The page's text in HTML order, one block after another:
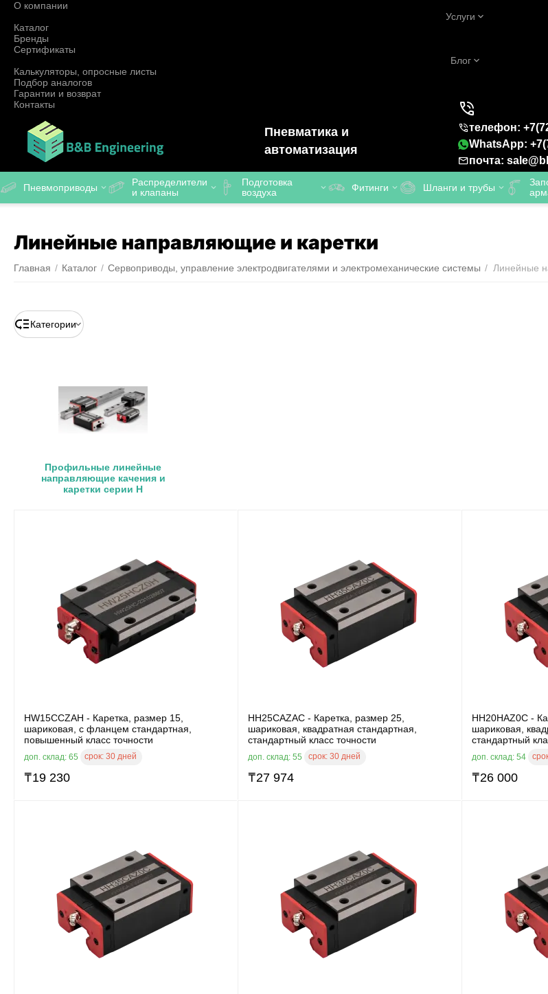
О компании
Услуги
Каталог
Бренды
Сертификаты
Блог
Калькуляторы, опросные листы
Подбор аналогов
Гарантии и возврат
Контакты
Пневматика и
автоматизация
телефон:
WhatsApp:
почта:
Пневмоприводы
Распределители
и клапаны
Подготовка
воздуха
Фитинги Шланги и трубы
Линейные направляющие и каретки
Главная / Каталог / Сервоприводы, управление электродвигателями и электромеханические системы / Линейные
Категории
Профильные линейные
направляющие качения и
каретки серии H
HW15CCZAH - Каретка, размер 15,
шариковая, с фланцем стандартная,
повышенный класс точности
доп. склад: 65 срок: 30 дней
₸19 230
HH25CAZAC - Каретка, размер 25,
шариковая, квадратная стандартная,
стандартный класс точности
доп. склад: 55 срок: 30 дней
₸27 974
HH20HAZ0C -
шариковая,
стандартный
доп. склад: 54
₸26 000